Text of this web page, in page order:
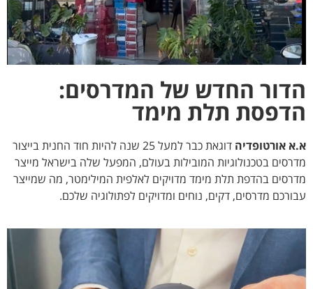
הדור החדש של המדרסים:
הדפסת תלת מימד
א.א אורטופדיה
דוגאת כבר למעל 25 שנה להיות חוד החנית בייצור
מדרסים בטכנולוגיות המובילות בעולם, המפעל שלה בישראל מייצר
מדרסים בהדפת תלת מימד מדויקים לאלפית המילימטר, מה שמייצר
עבורכם מדרסים, דקים, נוחים ומדויקים לפתולוגיה שלכם.